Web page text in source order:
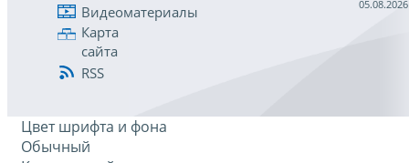
Видеоматериалы
Карта
сайта
RSS
05.08.2026
Цвет шрифта и фона
Обычный